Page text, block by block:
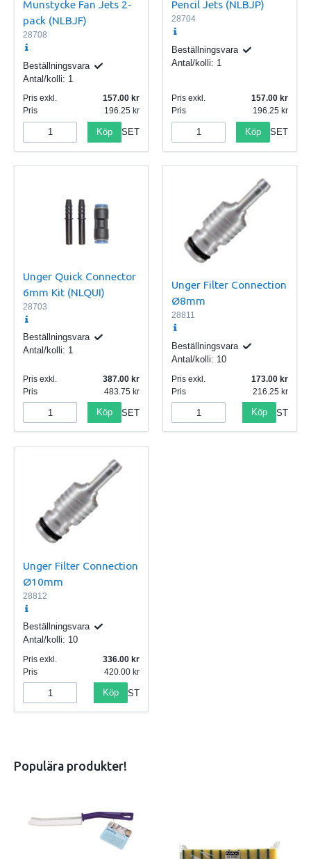
Munstycke Fan Jets 2-
pack (NLBJF)
28708
Beställningsvara
Antal/kolli: 1
Pris exkl.
157.00
Pris
196.25
Köp SET
Pencil Jets (NLBJP)
28704
Beställningsvara
Antal/kolli: 1
Pris exkl.
157.00
Pris
196.25
Köp SET
Unger Quick Connector
6mm Kit (NLQUI)
28703
Beställningsvara
Antal/kolli: 1
Pris exkl.
387.00
Pris
483.75
Köp SET
Unger Filter Connection
Ø8mm
28811
Beställningsvara
Antal/kolli: 10
Pris exkl.
173.00
Pris
216.25
Köp ST
Unger Filter Connection
Ø10mm
28812
Beställningsvara
Antal/kolli: 10
Pris exkl.
336.00
Pris
420.00
Köp ST
Populära produkter!